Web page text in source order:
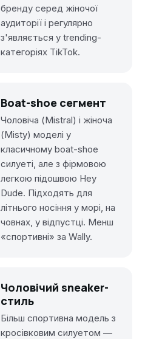
бренду серед жіночої
аудиторії і регулярно
з'являється у trending-
категоріях TikTok.
Boat-shoe сегмент
Чоловіча (Mistral) і жіноча
(Misty) моделі у
класичному boat-shoe
силуеті, але з фірмовою
легкою підошвою Hey
Dude. Підходять для
літнього носіння у морі, на
човнах, у відпустці. Менш
«спортивні» за Wally.
Чоловічий sneaker-
стиль
Більш спортивна модель з
кросівковим силуетом —